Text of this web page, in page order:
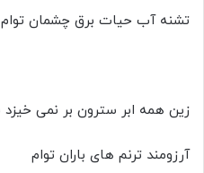
تشنه آب حیات برق چشمان توام
زین همه ابر سترون بر نمی
آرزومند ترنم های باران توام